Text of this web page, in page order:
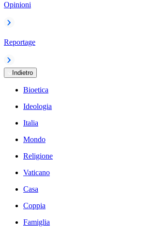
Opinioni
Reportage
Indietro
Bioetica
Ideologia
Italia
Mondo
Religione
Vaticano
Casa
Coppia
Famiglia